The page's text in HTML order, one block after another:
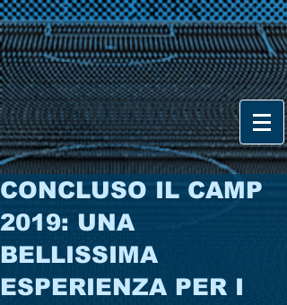
CONCLUSO IL CAMP
2019: UNA
BELLISSIMA
ESPERIENZA PER I